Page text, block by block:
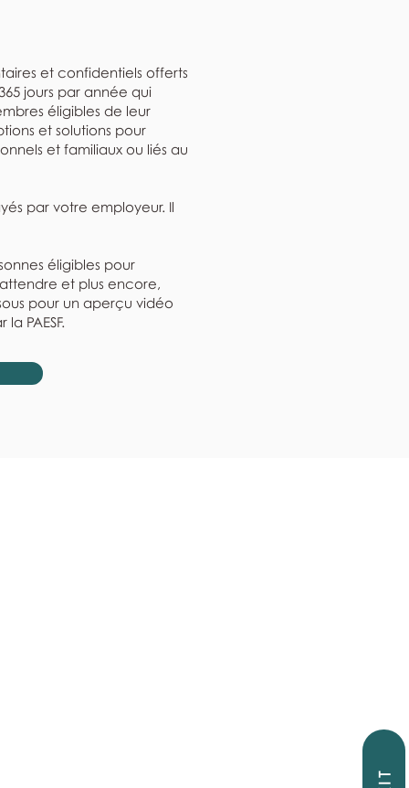
et confidentiels offerts
jours par année qui
éligibles de leur
et solutions pour
et familiaux ou liés au
par votre employeur. Il
éligibles pour
et plus encore,
pour un aperçu vidéo
PAESF.